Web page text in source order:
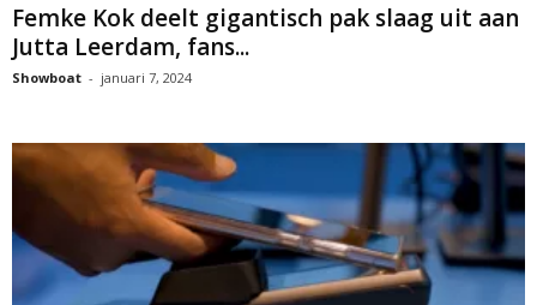
Femke Kok deelt gigantisch pak slaag uit aan
Jutta Leerdam, fans...
Showboat - januari 7, 2024